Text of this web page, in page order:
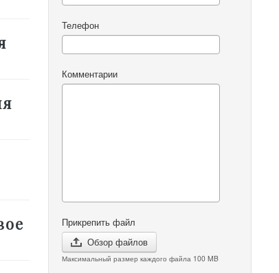
Телефон
Комментарии
Прикрепить файл
Обзор файлов
Максимальный размер каждого файла 100 MB